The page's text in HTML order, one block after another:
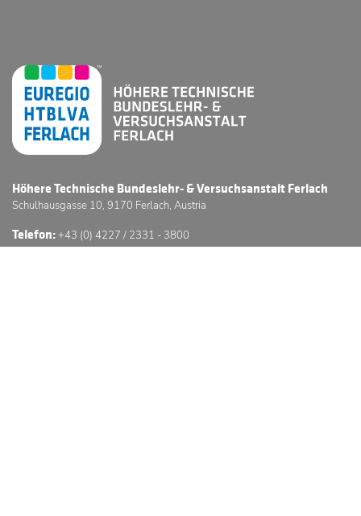
Höhere Technische Bundeslehr- & Versuchsanstalt Ferlach
Schulhausgasse 10, 9170 Ferlach, Austria
Telefon:+43 (0) 4227 / 2331 - 3800
E-Mail: